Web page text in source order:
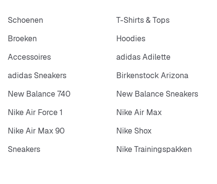
Schoenen
T-Shirts & Tops
Broeken
Hoodies
Accessoires
adidas Adilette
adidas Sneakers
Birkenstock Arizona
New Balance 740
New Balance Sneakers
Nike Air Force 1
Nike Air Max
Nike Air Max 90
Nike Shox
Sneakers
Nike Trainingspakken